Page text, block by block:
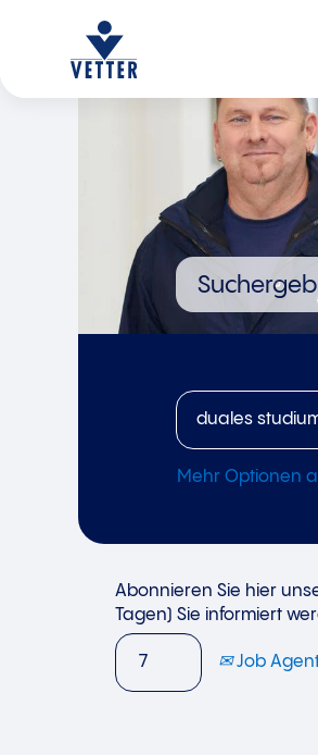
Mehr Optionen
Abonnieren Sie hier
Tagen) Sie informiert
Job